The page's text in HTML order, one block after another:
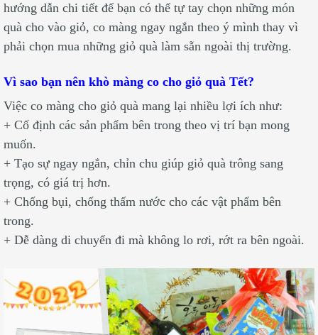
hướng dẫn chi tiết để bạn có thể tự tay chọn những món
quà cho vào giỏ, co màng ngay ngắn theo ý mình thay vì
phải chọn mua những giỏ quà làm sẵn ngoài thị trường.
Vì sao bạn nên khò màng co cho giỏ quà Tết?
Việc co màng cho giỏ quà mang lại nhiều lợi ích như:
+ Cố định các sản phẩm bên trong theo vị trí bạn mong
muốn.
+ Tạo sự ngay ngắn, chỉn chu giúp giỏ quà trông sang
trọng, có giá trị hơn.
+ Chống bụi, chống thấm nước cho các vật phẩm bên
trong.
+ Dễ dàng di chuyển đi mà không lo rơi, rớt ra bên ngoài.